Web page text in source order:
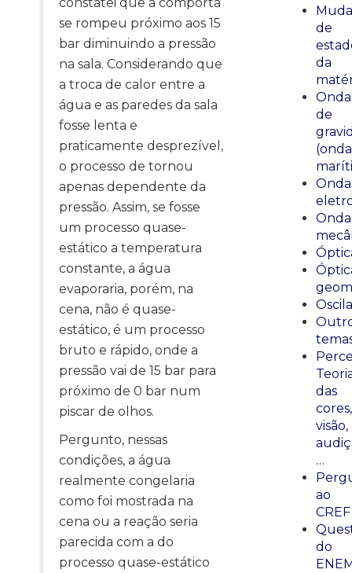
se rompeu próximo aos 15
bar diminuindo a pressão
na sala. Considerando que
a troca de calor entre a
água e as paredes da sala
fosse lenta e
praticamente desprezível,
o processo de tornou
apenas dependente da
pressão. Assim, se fosse
um processo quase-
estático a temperatura
constante, a água
evaporaria, porém, na
cena, não é quase-
estático, é um processo
bruto e rápido, onde a
pressão vai de 15 bar para
próximo de 0 bar num
piscar de olhos.
Pergunto, nessas
condições, a água
realmente congelaria
como foi mostrada na
cena ou a reação seria
parecida com a do
processo quase-estático
de
da
de
das
cores,
visão,
…
ao
CREF
do